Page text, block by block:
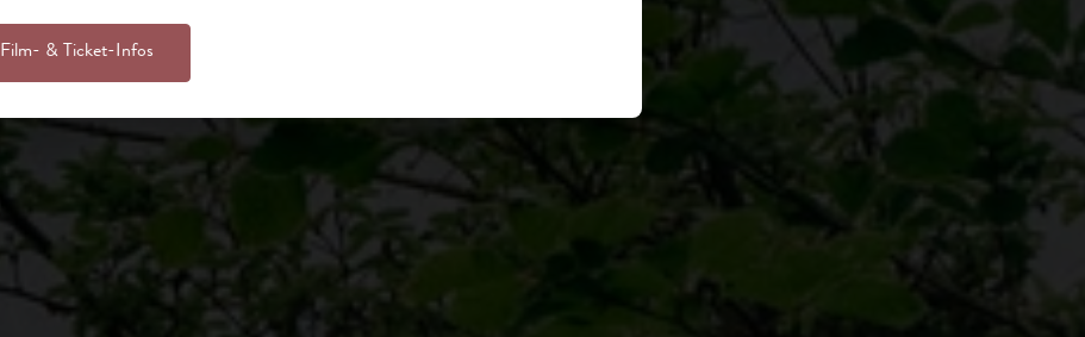
Film- & Ticket-Infos